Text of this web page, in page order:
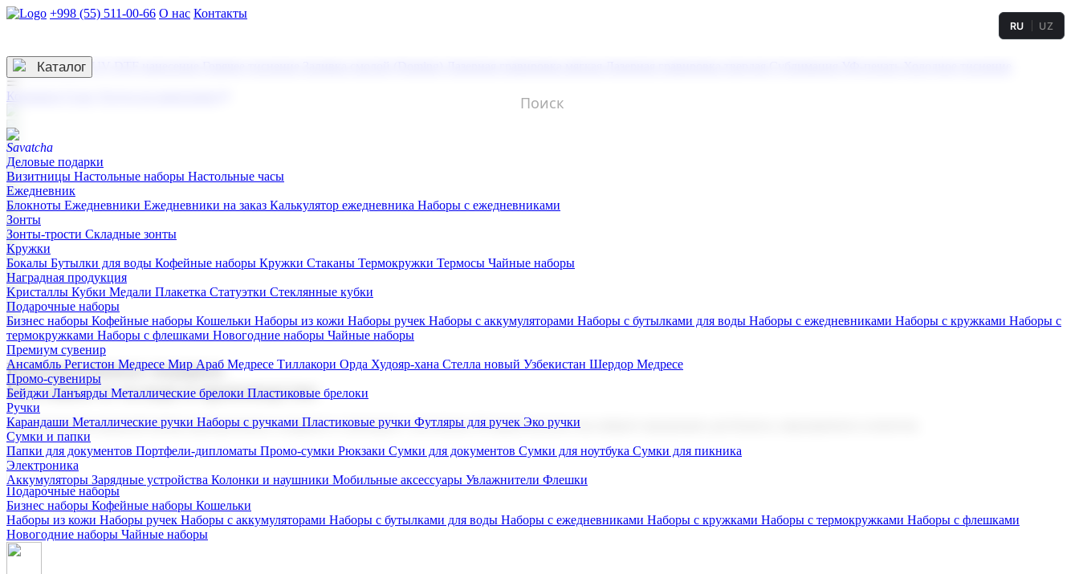
+998 (55) 511-00-66 О нас Контакты
3D гравировка
RU UZ
☰
Контакты
Каталог
Деловые подарки
Визитницы Настольные наборы Настольные часы
Ежедневник
Блокноты Ежедневники Ежедневники на заказ Калькулятор ежедневника Наборы с ежедневниками
Зонты
Зонты-трости Складные зонты
Кружки
Бокалы Бутылки для воды Кофейные наборы Кружки Стаканы Термокружки Термосы Чайные наборы
Наградная продукция
Kристаллы Кубки Медали Плакетка Статуэтки Стеклянные кубки
Подарочные наборы
Бизнес наборы Кофейные наборы Кошельки Наборы из кожи Наборы ручек Наборы с аккумуляторами Наборы с бутылками для воды Наборы с ежедневниками Наборы с кружками Наборы с
термокружками Наборы с флешками Новогодние наборы Чайные наборы
Премиум сувенир
Ансамбль Регистон Медресе Мир Араб Медресе Тиллакори Орда Худояр-хана Стелла новый Узбекистан Шердор Медресе
Промо-сувениры
Бейджи Ланъярды Металлические брелоки Пластиковые брелоки
Ручки
Карандаши Металлические ручки Наборы с ручками Пластиковые ручки Футляры для ручек Эко ручки
Сумки и папки
Папки для документов Портфели-дипломаты Промо-сумки Рюкзаки Сумки для документов Сумки для ноутбука Сумки для пикника
Электроника
Аккумуляторы Зарядные устройства Колонки и наушники Мобильные аксессуары Увлажнители Флешки
Корпоративные подарки
Поставка со склада и производство
Мы предлагаем широкий выбор корпоративных подарков и сувениров с логотипом. В нашем каталоге вы найдете продукцию для бизнеса, мероприятия и клиентов.
Подарочные наборы
Бизнес наборы Кофейные наборы Кошельки
Наборы из кожи Наборы ручек Наборы с аккумуляторами Наборы с бутылками для воды Наборы с ежедневниками Наборы с кружками Наборы с термокружками Наборы с флешками
Новогодние наборы Чайные наборы